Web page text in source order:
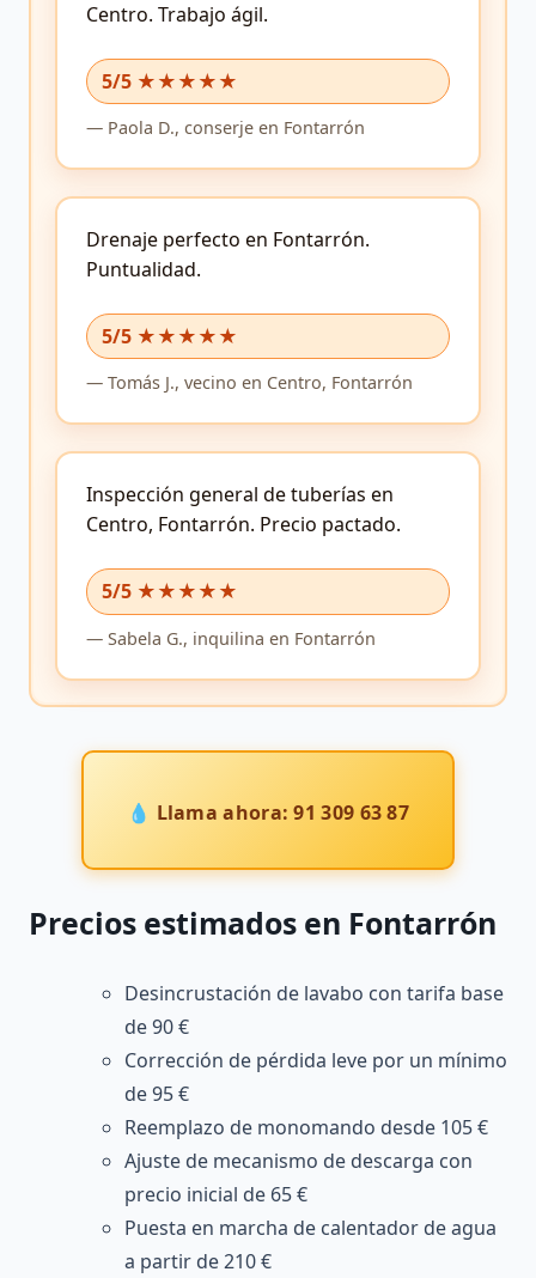
5/5 ★★★★★
Centro. Trabajo ágil.
— Paola D., conserje en Fontarrón
5/5 ★★★★★
Drenaje perfecto en Fontarrón.
Puntualidad.
— Tomás J., vecino en Centro, Fontarrón
5/5 ★★★★★
Inspección general de tuberías en
Centro, Fontarrón. Precio pactado.
— Sabela G., inquilina en Fontarrón
💧 Llama ahora: 91 309 63 87
Precios estimados en Fontarrón
Desincrustación de lavabo con tarifa base
de 90 €
Corrección de pérdida leve por un mínimo
de 95 €
Reemplazo de monomando desde 105 €
Ajuste de mecanismo de descarga con
precio inicial de 65 €
Puesta en marcha de calentador de agua
a partir de 210 €